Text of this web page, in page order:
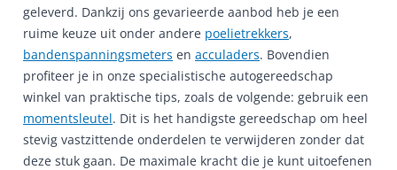
geleverd. Dankzij ons gevarieerde aanbod heb je een
ruime keuze uit onder andere poelietrekkers,
bandenspanningsmeters en acculaders. Bovendien
profiteer je in onze specialistische autogereedschap
winkel van praktische tips, zoals de volgende: gebruik een
momentsleutel. Dit is het handigste gereedschap om heel
stevig vastzittende onderdelen te verwijderen zonder dat
deze stuk gaan. De maximale kracht die je kunt uitoefenen